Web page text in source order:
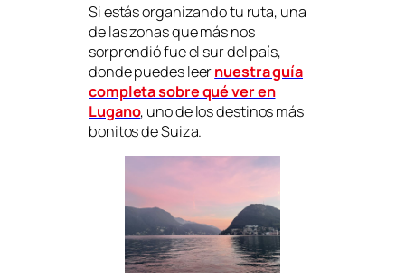
Si estás organizando tu ruta, una
de las zonas que más nos
sorprendió fue el sur del país,
donde puedes leernuestra guía
completa sobre qué ver en
Lugano, uno de los destinos más
bonitos de Suiza.